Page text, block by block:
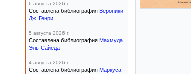
6 августа 2026 г.
Составлена библиография Вероники
Дж. Генри
5 августа 2026 г.
Составлена библиография Махмуда
Эль-Сайеда
4 августа 2026 г.
Составлена библиография Маркуса